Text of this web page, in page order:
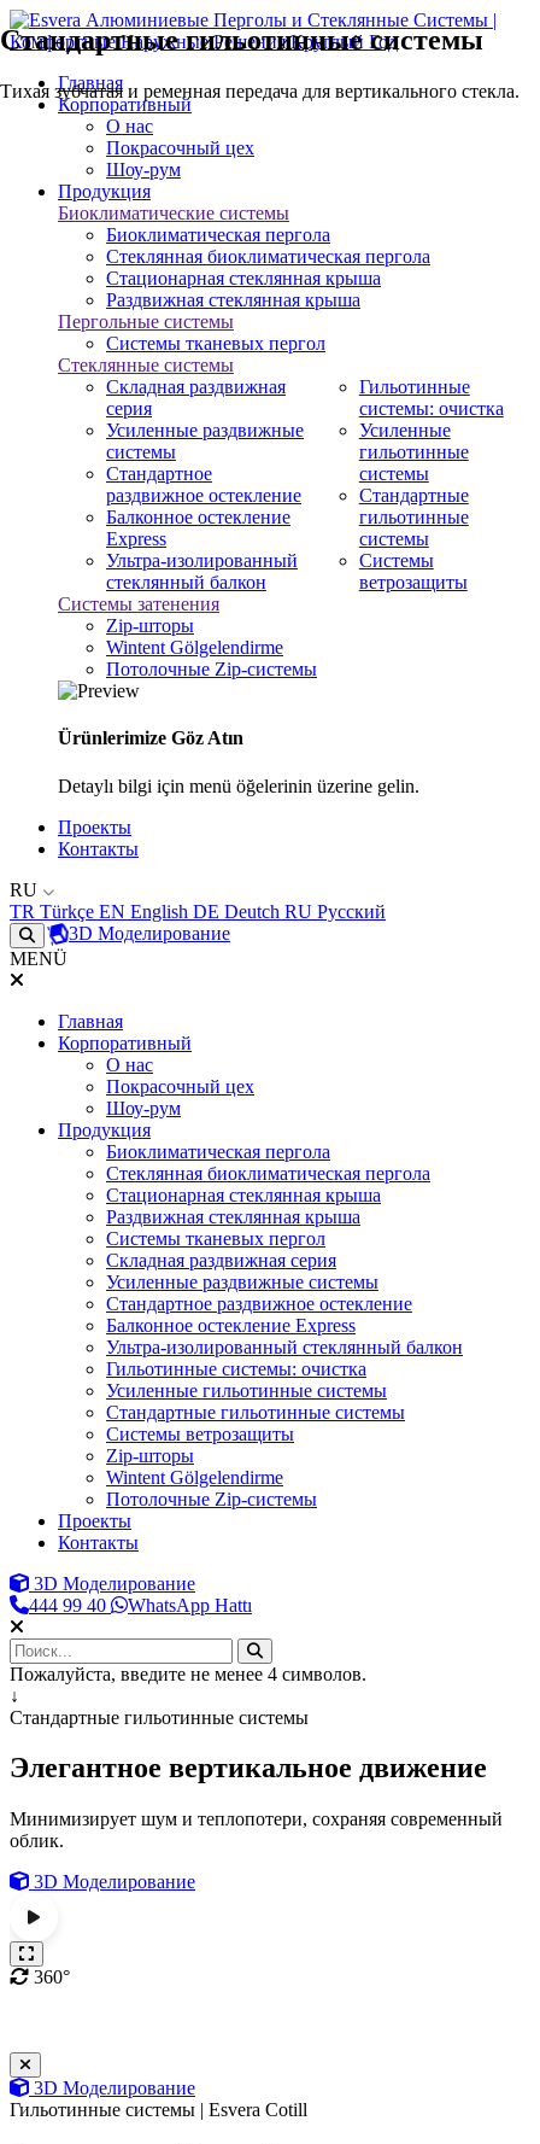
Главная
Корпоративный
О нас
Покрасочный цех
Шоу-рум
Продукция
Биоклиматические системы
Биоклиматическая пергола
Стеклянная биоклиматическая пергола
Стационарная стеклянная крыша
Раздвижная стеклянная крыша
Пергольные системы
Системы тканевых пергол
Стеклянные системы
Складная раздвижная
серия
Усиленные раздвижные
системы
Стандартное
раздвижное остекление
Балконное остекление
Express
Ультра-изолированный
стеклянный балкон
Гильотинные
системы: очистка
Усиленные
гильотинные
системы
Стандартные
гильотинные
системы
Системы
ветрозащиты
Системы затенения
Zip-шторы
Wintent Gölgelendirme
Потолочные Zip-системы
Ürünlerimize Göz Atın
Detaylı bilgi için menü öğelerinin üzerine gelin.
Проекты
Контакты
RU
TR Türkçe EN English DE Deutch RU Русский
3D Моделирование
MENÜ
Главная
Корпоративный
О нас
Покрасочный цех
Шоу-рум
Продукция
Биоклиматическая пергола
Стеклянная биоклиматическая пергола
Стационарная стеклянная крыша
Раздвижная стеклянная крыша
Системы тканевых пергол
Складная раздвижная серия
Усиленные раздвижные системы
Стандартное раздвижное остекление
Балконное остекление Express
Ультра-изолированный стеклянный балкон
Гильотинные системы: очистка
Усиленные гильотинные системы
Стандартные гильотинные системы
Системы ветрозащиты
Zip-шторы
Wintent Gölgelendirme
Потолочные Zip-системы
Проекты
Контакты
3D Моделирование
444 99 40
WhatsApp Hattı
Пожалуйста, введите не менее 4 символов.
Стандартные гильотинные системы
Тихая зубчатая и ременная передача для вертикального стекла.
↓
Стандартные гильотинные системы
Элегантное вертикальное движение
Минимизирует шум и теплопотери, сохраняя современный
облик.
3D Моделирование
360°
3D Моделирование
Гильотинные системы | Esvera Cotill